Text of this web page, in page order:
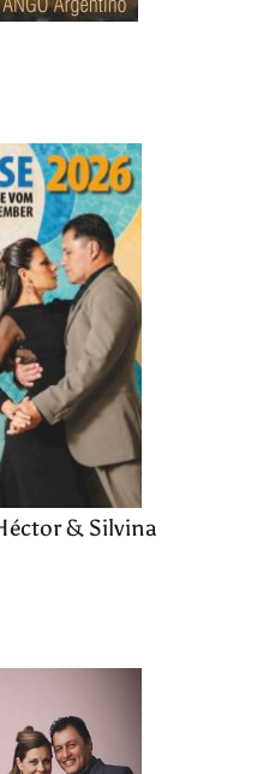
& Silvina